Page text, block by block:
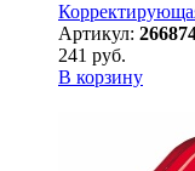
Артикул:
241 руб.
В корзину